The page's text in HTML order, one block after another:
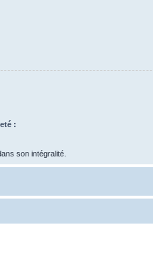
:
son intégralité.